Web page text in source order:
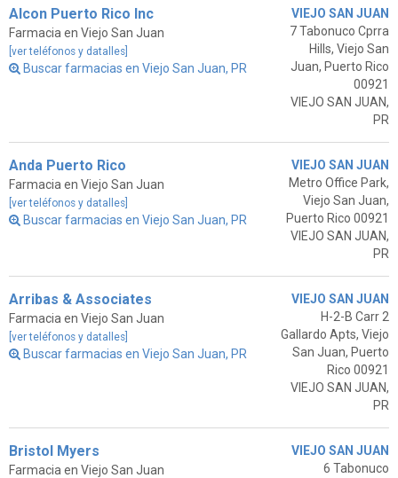
Alcon Puerto Rico Inc
Farmacia en Viejo San Juan
[ver teléfonos y datalles]
Buscar farmacias en Viejo San Juan, PR
VIEJO SAN JUAN
7 Tabonuco Cprra
Hills, Viejo San
Juan, Puerto Rico
00921
VIEJO SAN JUAN,
PR
Anda Puerto Rico
Farmacia en Viejo San Juan
[ver teléfonos y datalles]
Buscar farmacias en Viejo San Juan, PR
VIEJO SAN JUAN
Metro Office Park,
Viejo San Juan,
Puerto Rico 00921
VIEJO SAN JUAN,
PR
Arribas & Associates
Farmacia en Viejo San Juan
[ver teléfonos y datalles]
Buscar farmacias en Viejo San Juan, PR
VIEJO SAN JUAN
H-2-B Carr 2
Gallardo Apts, Viejo
San Juan, Puerto
Rico 00921
VIEJO SAN JUAN,
PR
Bristol Myers
Farmacia en Viejo San Juan
VIEJO SAN JUAN
6 Tabonuco